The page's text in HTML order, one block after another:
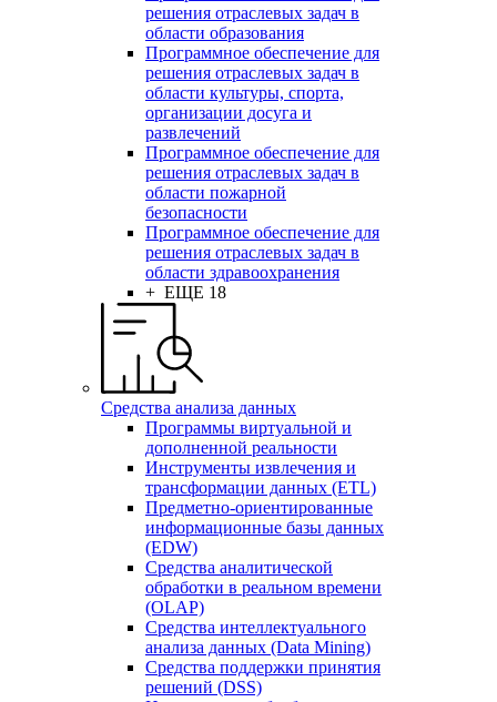
решения отраслевых задач в
области образования
Программное обеспечение для
решения отраслевых задач в
области культуры, спорта,
организации досуга и
развлечений
Программное обеспечение для
решения отраслевых задач в
области пожарной
безопасности
Программное обеспечение для
решения отраслевых задач в
области здравоохранения
+ ЕЩЕ 18
Средства анализа данных
Программы виртуальной и
дополненной реальности
Инструменты извлечения и
трансформации данных (ETL)
Предметно-ориентированные
информационные базы данных
(EDW)
Средства аналитической
обработки в реальном времени
(OLAP)
Средства интеллектуального
анализа данных (Data Mining)
Средства поддержки принятия
решений (DSS)